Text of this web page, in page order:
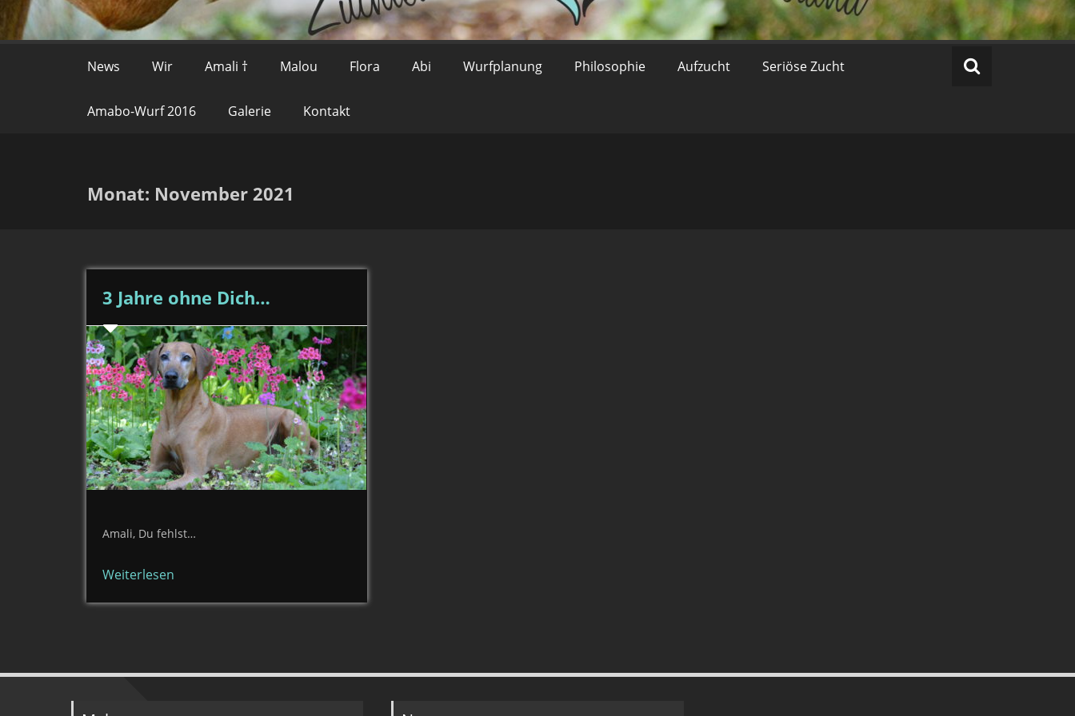
News Wir Amali † Malou Flora Abi Wurfplanung Philosophie Aufzucht Seriöse Zucht
Amabo-Wurf 2016 Galerie Kontakt
Monat: November 2021
3 Jahre ohne Dich…
Amali, Du fehlst…
Weiterlesen